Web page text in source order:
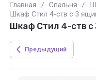
Главная / Спальня /
Шкаф Стил 4-ств с 3
Шкаф Стил 4-ств с
Предыдущий